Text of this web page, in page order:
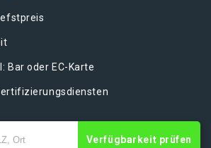
Bar oder EC-Karte
Verfügbarkeit prüfen